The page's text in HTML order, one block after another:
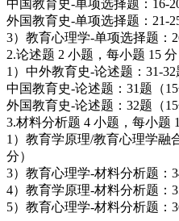
中国教育史-单项选择题：16-
外国教育史-单项选择题：21-
3）教育心理学-单项选择题：
2.论述题 2 小题，每小题 15
1）中外教育史-论述题：31-32
中国教育史-论述题：31题（15
外国教育史-论述题：32题（15
3.材料分析题 4 小题，每小题
1）教育学原理/教育心理学融
分）
3）教育心理学-材料分析题：
4）教育学原理-材料分析题：
5）教育心理学-材料分析题：